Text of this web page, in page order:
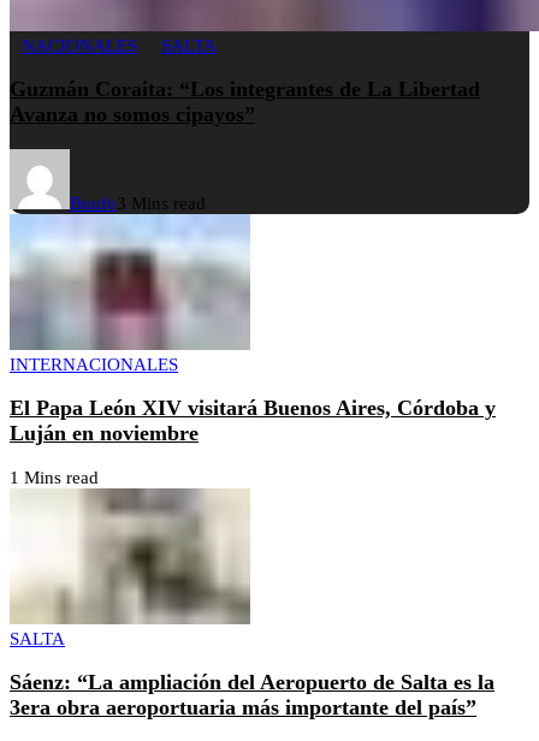
NACIONALES SALTA
Guzmán Coraita: “Los integrantes de La Libertad
Avanza no somos cipayos”
Buufo3 Mins read
INTERNACIONALES
El Papa León XIV visitará Buenos Aires, Córdoba y
Luján en noviembre
1 Mins read
SALTA
Sáenz: “La ampliación del Aeropuerto de Salta es la
3era obra aeroportuaria más importante del país”